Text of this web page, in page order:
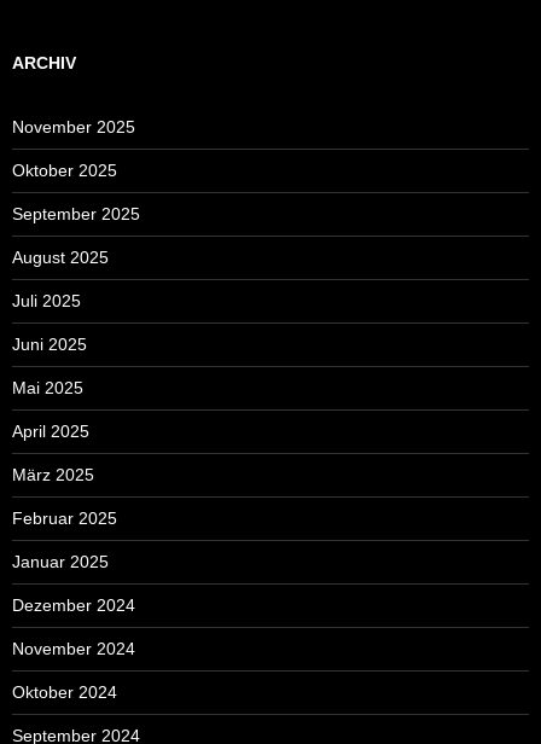
ARCHIV
November 2025
Oktober 2025
September 2025
August 2025
Juli 2025
Juni 2025
Mai 2025
April 2025
März 2025
Februar 2025
Januar 2025
Dezember 2024
November 2024
Oktober 2024
September 2024